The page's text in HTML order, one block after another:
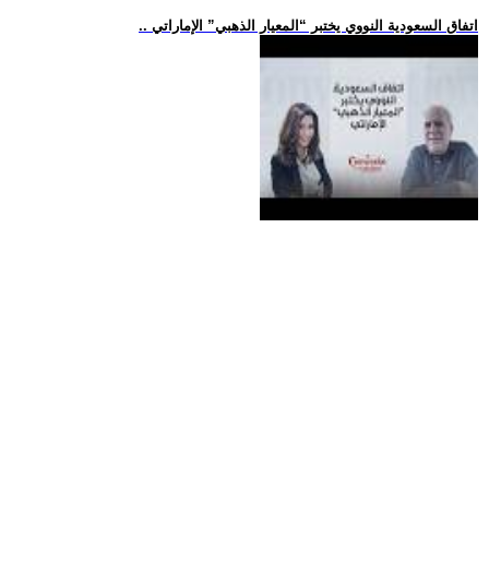
.. اتفاق السعودية النووي يختبر “المعيار الذهبي” الإماراتي